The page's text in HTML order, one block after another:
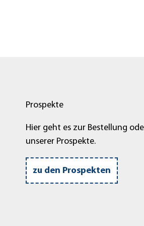
Prospekte
Hier geht es zur Bestellung
unserer Prospekte.
zu den Prospekten